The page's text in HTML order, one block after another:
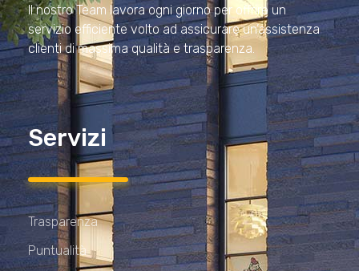
Il nostro Team lavora ogni giorno per offrire un
servizio efficiente volto ad assicurare un’assistenza
clienti di massima qualità e trasparenza.
Servizi
Trasparenza
Puntualità